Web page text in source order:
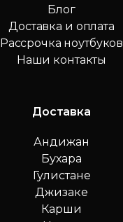
Блог
Доставка и оплата
Рассрочка ноутбуков
Наши контакты
Доставка
Андижан
Бухара
Гулистане
Джизаке
Карши